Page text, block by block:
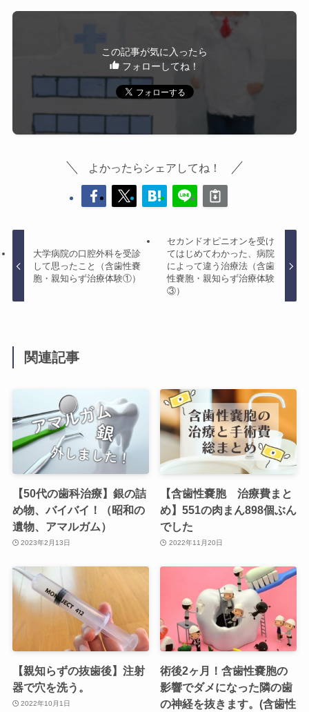
この記事が気に入ったら
フォローしてね！
よかったらシェアしてね！
大学病院の口腔外科を受診
して思ったこと（含歯性嚢
胞・親知らず治療体験①）
セカンドオピニオンを受け
てはじめてわかった、病院
によって違う治療法（含歯
性嚢胞・親知らず治療体験
③）
関連記事
【50代の歯科治療】銀の詰
め物、バイバイ！（昭和の
遺物、アマルガム）
2023年2月13日
【含歯性嚢胞 治療費まと
め】551の肉まん898個ぶん
でした
2022年11月20日
【親知らずの抜歯後】注射
器で穴を洗う。
2022年10月1日
術後2ヶ月！含歯性嚢胞の
影響でダメになった隣の歯
の神経を抜きます。(含歯性